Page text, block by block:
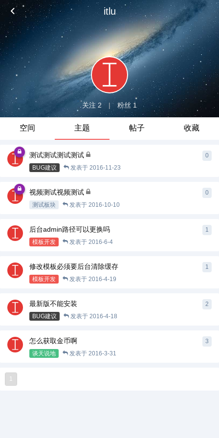
itlu
关注 2 | 粉丝 1
空间 主题 帖子 收藏
测试测试测试测试
BUG建议 发表于 2016-11-23
0
视频测试视频测试
测试板块 发表于 2016-10-10
0
后台admin路径可以更换吗
模板开发 发表于 2016-6-4
1
修改模板必须要后台清除缓存
模板开发 发表于 2016-4-19
1
最新版不能安装
BUG建议 发表于 2016-4-18
2
怎么获取金币啊
谈天说地 发表于 2016-3-31
3
1